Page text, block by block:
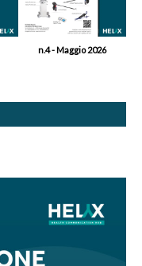
n.4 - Maggio 2026